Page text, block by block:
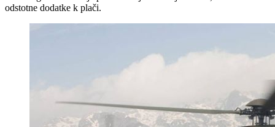
odstotne dodatke k plači.